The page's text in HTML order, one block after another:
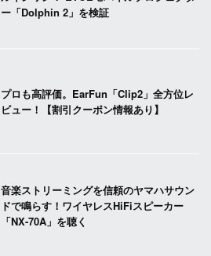
ー「Dolphin 2」を検証
プロも高評価。EarFun「Clip2」全方位レ
ビュー！【割引クーポン情報あり】
音楽ストリーミングを信頼のヤマハサウン
ドで鳴らす！ワイヤレスHiFiスピーカー
「NX-70A」を聴く